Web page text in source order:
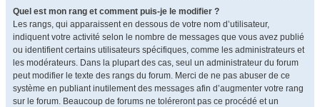
Quel est mon rang et comment puis-je le modifier ?
Les rangs, qui apparaissent en dessous de votre nom d’utilisateur,
indiquent votre activité selon le nombre de messages que vous avez publié
ou identifient certains utilisateurs spécifiques, comme les administrateurs et
les modérateurs. Dans la plupart des cas, seul un administrateur du forum
peut modifier le texte des rangs du forum. Merci de ne pas abuser de ce
système en publiant inutilement des messages afin d’augmenter votre rang
sur le forum. Beaucoup de forums ne toléreront pas ce procédé et un